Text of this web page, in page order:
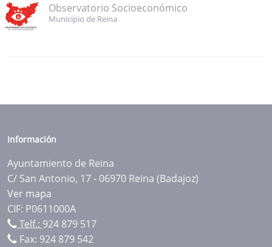
Observatorio Socioeconómico
Municipio de Reina
Información
Ayuntamiento de Reina
C/ San Antonio, 17 - 06970 Reina (Badajoz)
Ver mapa
CIF: P0611000A
Telf.: 924 879 517
Fax: 924 879 542